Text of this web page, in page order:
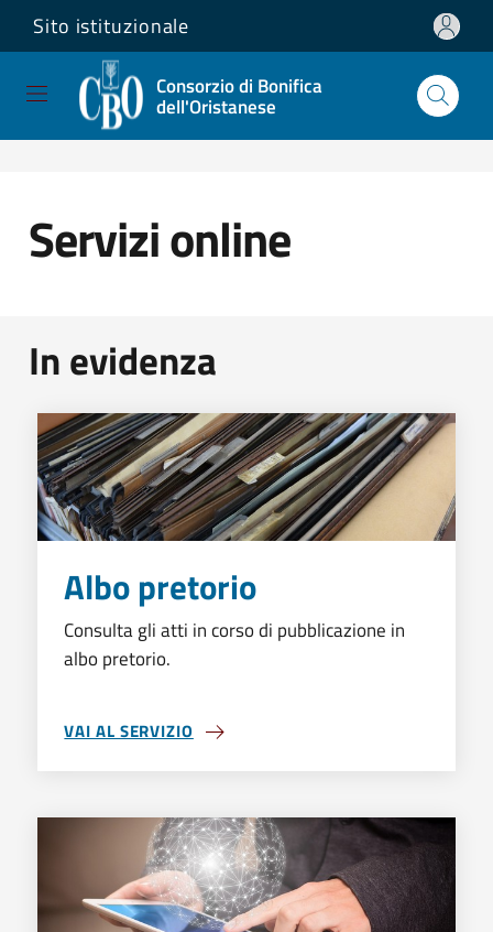
Salta e vai al contenuto
Salta e vai al footer
Sito istituzionale
Consorzio di Bonifica
dell'Oristanese
Home / Servizi / Servizi online
Servizi online
In evidenza
Albo pretorio
Consulta gli atti in corso di pubblicazione in
albo pretorio.
VAI AL SERVIZIO
ALBO PRETORIO